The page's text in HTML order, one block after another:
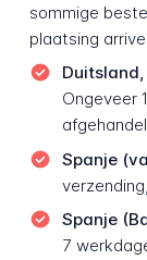
sommige
plaatsing
Ongeveer
Spanje
Spanje
7